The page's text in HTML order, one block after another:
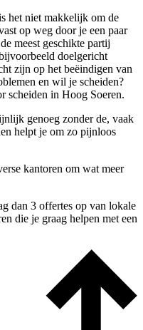
het niet makkelijk om de
op weg door je een paar
meest geschikte partij
doelgericht
zijn op het beëindigen van
en wil je scheiden?
scheiden in Hoog Soeren.
genoeg zonder de, vaak
helpt je om zo pijnloos
kantoren om wat meer
dan 3 offertes op van lokale
die je graag helpen met een